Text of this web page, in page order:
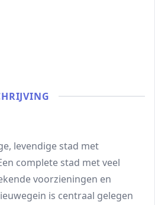
levendige stad met
complete stad met veel
voorzieningen en
is centraal gelegen